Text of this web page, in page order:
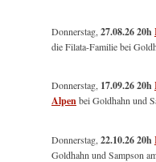
Donnerstag, 27.08.26 20h
die Filata-Familie bei
Donnerstag, 17.09.26 20h
Alpenbei Goldhahn und
Donnerstag, 22.10.26 20h
Goldhahn und Sampson